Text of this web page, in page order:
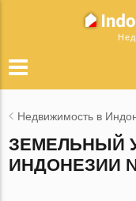
Недвижимость в
ЗЕМЕЛЬНЫЙ
ИНДОНЕЗИИ